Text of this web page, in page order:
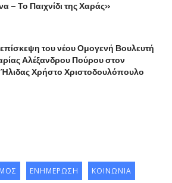
– Το Παιχνίδι της Χαράς»
του νέου Ομογενή Βουλευτή
Αλέξανδρου Πούρου στον
Χρήστο Χριστοδουλόπουλο
ΕΝΗΜΕΡΩΣΗ ΚΟΙΝΩΝΙΑ